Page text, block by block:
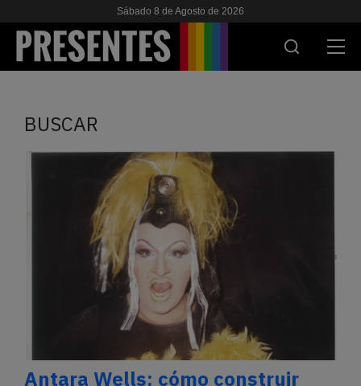
Sábado 8 de Agosto de 2026
APOYANOS
ES EN
BUSCAR
Antara Wells: cómo construir